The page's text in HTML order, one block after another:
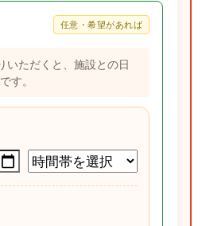
任意・希望があれば
いただくと、施設との日
す。